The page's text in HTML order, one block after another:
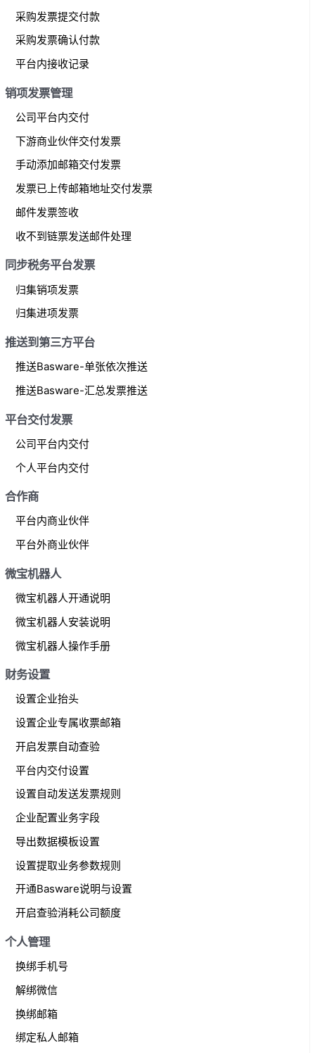
采购发票提交付款
采购发票确认付款
平台内接收记录
销项发票管理
公司平台内交付
下游商业伙伴交付发票
手动添加邮箱交付发票
发票已上传邮箱地址交付发票
邮件发票签收
收不到链票发送邮件处理
同步税务平台发票
归集销项发票
归集进项发票
推送到第三方平台
推送Basware-单张依次推送
推送Basware-汇总发票推送
平台交付发票
公司平台内交付
个人平台内交付
合作商
平台内商业伙伴
平台外商业伙伴
微宝机器人
微宝机器人开通说明
微宝机器人安装说明
微宝机器人操作手册
财务设置
设置企业抬头
设置企业专属收票邮箱
开启发票自动查验
平台内交付设置
设置自动发送发票规则
企业配置业务字段
导出数据模板设置
设置提取业务参数规则
开通Basware说明与设置
开启查验消耗公司额度
个人管理
换绑手机号
解绑微信
换绑邮箱
绑定私人邮箱